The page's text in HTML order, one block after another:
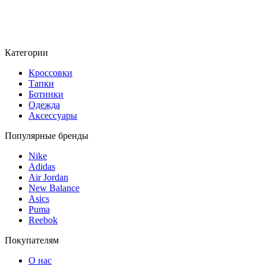
Категории
Кроссовки
Тапки
Ботинки
Одежда
Аксессуары
Популярные бренды
Nike
Adidas
Air Jordan
New Balance
Asics
Puma
Reebok
Покупателям
О нас